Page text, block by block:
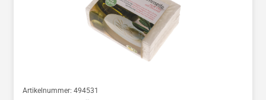
Artikelnummer: 494531